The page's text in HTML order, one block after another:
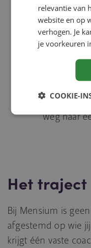
In
begeleiding is
weg naar
Het traject
Bij Mensium is
afgestemd op wie
krijgt één vaste
relevantie van
website en op
verhogen. Je
je voorkeuren
COOKIE-